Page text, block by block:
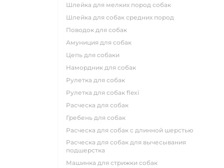
шлейка для мелких пород собак
шлейка для собак средних пород
поводок для собак
амуниция для собак
цепь для собаки
намордник для собак
рулетка для собак
рулетка для собак flexi
расческа для собак
гребень для собак
расческа для собак с длинной шерстью
расческа для собак для вычесывания
подшерстка
машинка для стрижки собак